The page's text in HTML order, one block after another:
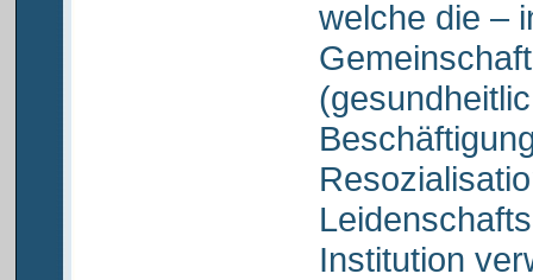
welche die –
Institution